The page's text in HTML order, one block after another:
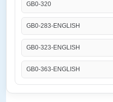
GB0-320
GB0-283-ENGLISH
GB0-323-ENGLISH
GB0-363-ENGLISH